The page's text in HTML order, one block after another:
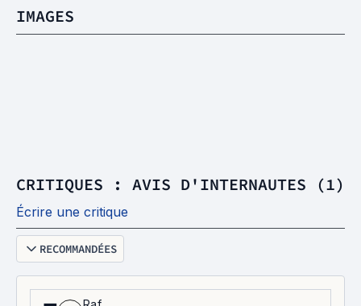
IMAGES
CRITIQUES : AVIS D'INTERNAUTES (1)
Écrire une critique
RECOMMANDÉES